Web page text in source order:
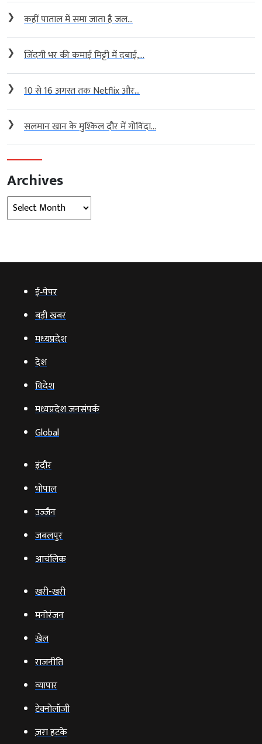
❯ कहीं पाताल में समा जाता है जल...
❯ जिंदगी भर की कमाई मिट्टी में दबाई,...
❯ 10 से 16 अगस्त तक Netflix और...
❯ सलमान खान के मुश्किल दौर में गोविंदा...
Archives
Archives
ई‑पेपर
बड़ी खबर
मध्‍यप्रदेश
देश
विदेश
मध्यप्रदेश जनसंपर्क
Global
इंदौर
भोपाल
उज्‍जैन
जबलपुर
आचंलिक
खरी-खरी
मनोरंजन
खेल
राजनीति
व्‍यापार
टेक्‍नोलॉजी
ज़रा हटके